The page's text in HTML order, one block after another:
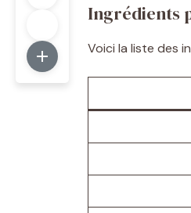
Ingrédients
Voici la liste des